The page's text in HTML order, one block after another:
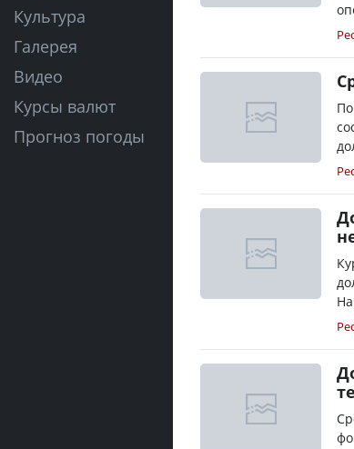
Культура
Галерея
Видео
Курсы валют
Прогноз погоды